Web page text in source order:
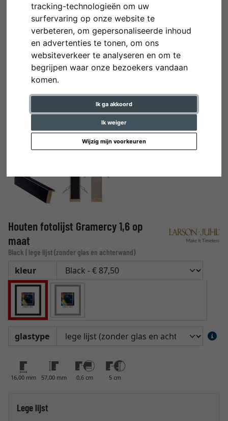
tracking-technologieën om uw
surfervaring op onze website te
verbeteren, om gepersonaliseerde inhoud
en advertenties te tonen, om ons
websiteverkeer te analyseren en om te
begrijpen waar onze bezoekers vandaan
komen.
Ik ga akkoord
Ik weiger
Wijzig mijn voorkeuren
Houten fotolijst Gramercy 1,6 op
maat
Black | lege lijst (zonder glas en achterwand)
kleur
glastype
16,00 mm 57,00 mm 0,6 cm 5 cm
Lege lijst